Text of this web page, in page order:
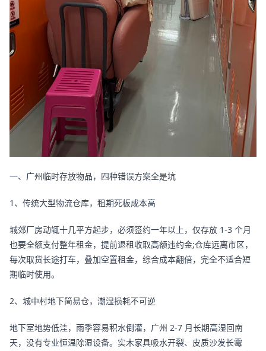
一、广州临时存放物品，四种错误方案全是坑
1、传统大型物流仓库，租期死板成本高
城郊厂房动辄十几平方起步，必须签约一年以上，仅存放 1-3 个月
也要全额支付整年租金，提前退租收取高额违约金;仓库远离市区，
每次取货长途打车，叠加空置租金，综合成本翻倍，完全不适合短
期临时使用。
2、城中村地下简易仓，潮湿损耗不可逆
地下室地势低洼，雨季容易积水倒灌，广州 2-7 月长期高湿回南
天，没有专业恒温除湿设备。实木家具吸水开裂、皮质沙发长霉